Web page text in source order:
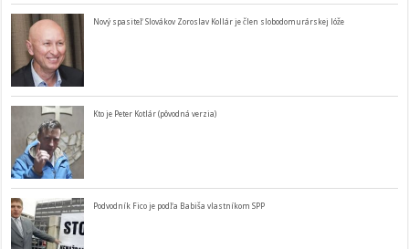
Nový spasiteľ Slovákov Zoroslav Kollár je člen slobodomurárskej lóže
Kto je Peter Kotlár (pôvodná verzia)
Podvodník Fico je podľa Babiša vlastníkom SPP